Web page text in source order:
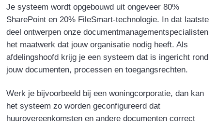
Je systeem wordt opgebouwd uit ongeveer 80%
SharePoint en 20% FileSmart-technologie. In dat laatste
deel ontwerpen onze documentmanagementspecialisten
het maatwerk dat jouw organisatie nodig heeft. Als
afdelingshoofd krijg je een systeem dat is ingericht rond
jouw documenten, processen en toegangsrechten.
Werk je bijvoorbeeld bij een woningcorporatie, dan kan
het systeem zo worden geconfigureerd dat
huurovereenkomsten en andere documenten correct